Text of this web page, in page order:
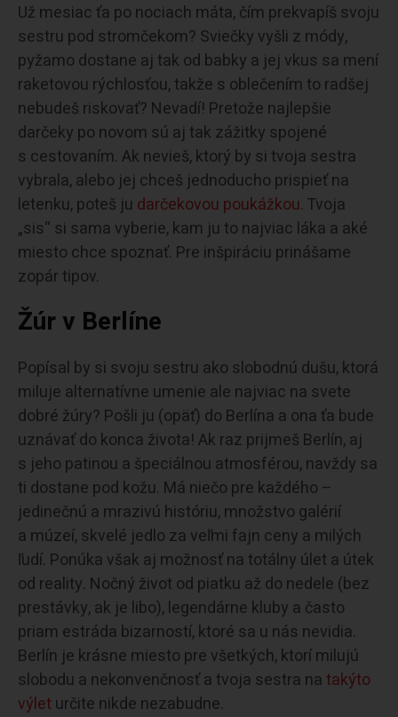
Už mesiac ťa po nociach máta, čím prekvapíš svoju
sestru pod stromčekom? Sviečky vyšli z módy,
pyžamo dostane aj tak od babky a jej vkus sa mení
raketovou rýchlosťou, takže s oblečením to radšej
nebudeš riskovať? Nevadí! Pretože najlepšie
darčeky po novom sú aj tak zážitky spojené
s cestovaním. Ak nevieš, ktorý by si tvoja sestra
vybrala, alebo jej chceš jednoducho prispieť na
letenku, poteš ju darčekovou poukážkou. Tvoja
„sis“ si sama vyberie, kam ju to najviac láka a aké
miesto chce spoznať. Pre inšpiráciu prinášame
zopár tipov.
Žúr v Berlíne
Popísal by si svoju sestru ako slobodnú dušu, ktorá
miluje alternatívne umenie ale najviac na svete
dobré žúry? Pošli ju (opäť) do Berlína a ona ťa bude
uznávať do konca života! Ak raz prijmeš Berlín, aj
s jeho patinou a špeciálnou atmosférou, navždy sa
ti dostane pod kožu. Má niečo pre každého –
jedinečnú a mrazivú históriu, množstvo galérií
a múzeí, skvelé jedlo za veľmi fajn ceny a milých
ľudí. Ponúka však aj možnosť na totálny úlet a útek
od reality. Nočný život od piatku až do nedele (bez
prestávky, ak je libo), legendárne kluby a často
priam estráda bizarností, ktoré sa u nás nevidia.
Berlín je krásne miesto pre všetkých, ktorí milujú
slobodu a nekonvenčnosť a tvoja sestra natakýto
výlet určite nikde nezabudne.